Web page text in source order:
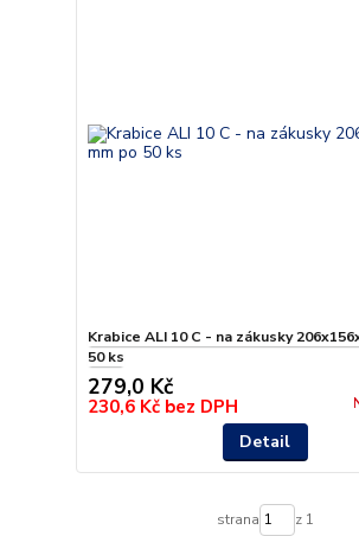
Krabice ALI 10 C - na zákusky
50 ks
279,0 Kč
230,6 Kč bez DPH
Detail
strana z 1